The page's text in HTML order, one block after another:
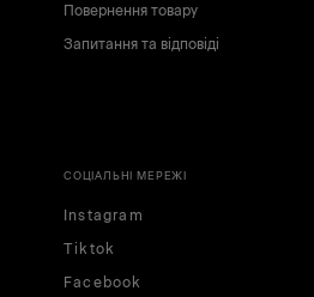
Повернення товару
Запитання та відповіді
СОЦІАЛЬНІ МЕРЕЖІ
Instagram
Tiktok
Facebook